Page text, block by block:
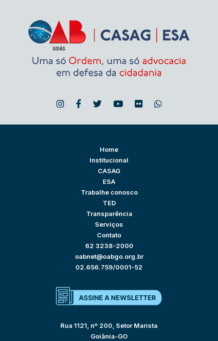
Home
Institucional
CASAG
ESA
Trabalhe conosco
TED
Transparência
Serviços
Contato
62 3238-2000
oabnet@oabgo.org.br
02.656.759/0001-52
Rua 1121, nº 200, Setor Marista
Goiânia-GO